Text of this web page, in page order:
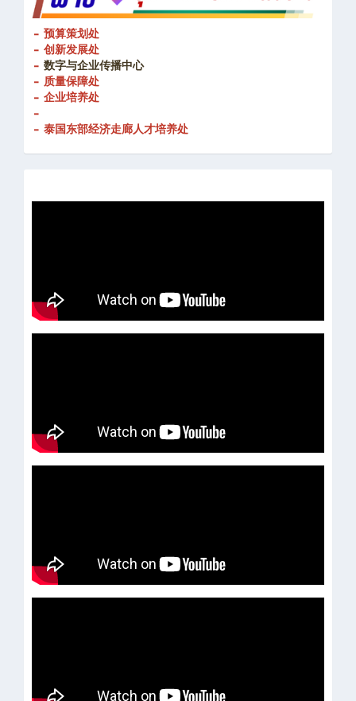
- 预算策划处
- 创新发展处
- 数字与企业传播中心
- 质量保障处
- 企业培养处
-
- 泰国东部经济走廊人才培养处